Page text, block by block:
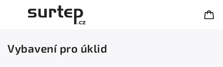
Vybavení pro úklid